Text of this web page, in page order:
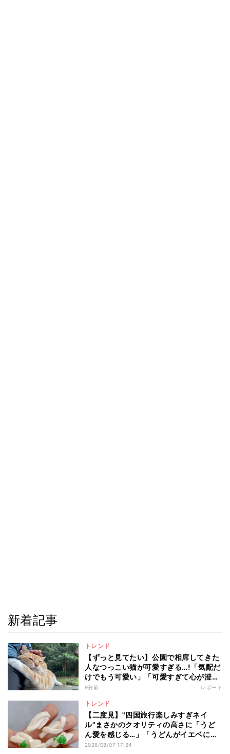
新着記事
トレンド
【ずっと見てたい】公園で相席してきた
人なつっこい猫が可愛すぎる…!「気配だ
けでもう可愛い」「可愛すぎて心が澄ん
でいく」と110万回再生
9分前 レポート
トレンド
【二度見】"四国旅行楽しみすぎネイ
ル"まさかのクオリティの高さに「うど
ん愛を感じる…」「うどんがイエベに馴
染むなんて」と12万いいね
2026/08/07 17:24